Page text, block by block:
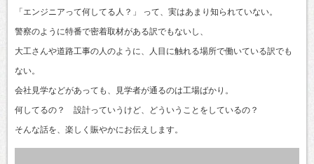
「エンジニアって何してる人？」 って、実はあまり知られていない。
警察のように特番で密着取材がある訳でもないし、
大工さんや道路工事の人のように、人目に触れる場所で働いている訳でも
ない。
会社見学などがあっても、見学者が通るのは工場ばかり。
何してるの？ 設計っていうけど、どういうことをしているの？
そんな話を、楽しく賑やかにお伝えします。